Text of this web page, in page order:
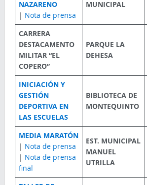
NAZARENO
| Nota de prensa
MUNICIPAL
CARRERA
DESTACAMENTO
MILITAR “EL
COPERO”
PARQUE LA
DEHESA
INICIACIÓN Y
GESTIÓN
DEPORTIVA EN
LAS ESCUELAS
BIBLIOTECA DE
MONTEQUINTO
MEDIA MARATÓN
| Nota de prensa
| Nota de prensa
final
EST. MUNICIPAL
MANUEL
UTRILLA